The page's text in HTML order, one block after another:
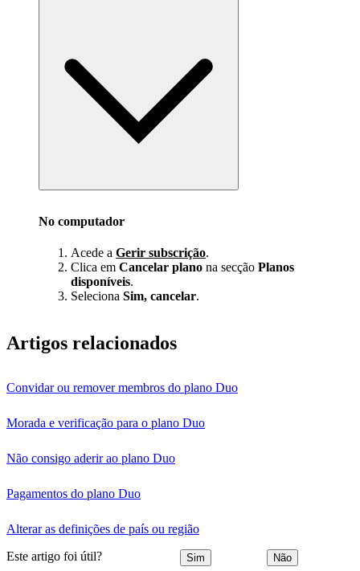
No computador
Acede a Gerir subscrição.
Clica em Cancelar plano na secção Planos
disponíveis.
Seleciona Sim, cancelar.
Artigos relacionados
Convidar ou remover membros do plano Duo
Morada e verificação para o plano Duo
Não consigo aderir ao plano Duo
Pagamentos do plano Duo
Alterar as definições de país ou região
Este artigo foi útil? Sim Não